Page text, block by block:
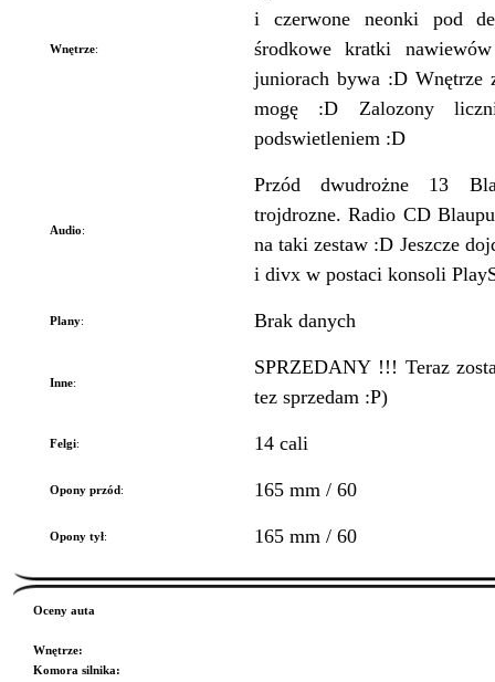
Wnętrze:
i czerwone neonki pod
środkowe kratki
juniorach bywa :D Wnętrze
mogę :D Zalozony
podswietleniem :D
Audio:
Przód dwudrożne 13
trojdrozne. Radio CD
na taki zestaw :D Jeszcze
i divx w postaci konsoli
Plany: Brak danych
Inne:
SPRZEDANY !!! Teraz
tez sprzedam :P)
Felgi: 14 cali
Opony przód: 165 mm / 60
Opony tył: 165 mm / 60
Oceny auta
Wnętrze:
Komora silnika: